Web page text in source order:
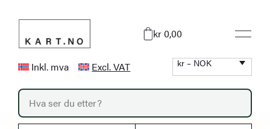
innhold
kr 0,00
Inkl. mva Excl. VAT kr – NOK
P
o
d